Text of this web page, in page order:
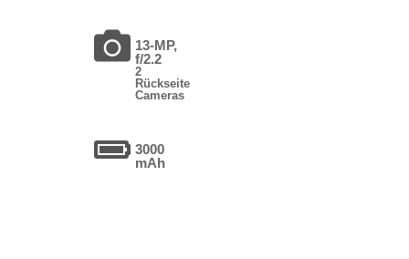
13-MP,
f/2.2
2
Rückseite
Cameras
3000
mAh